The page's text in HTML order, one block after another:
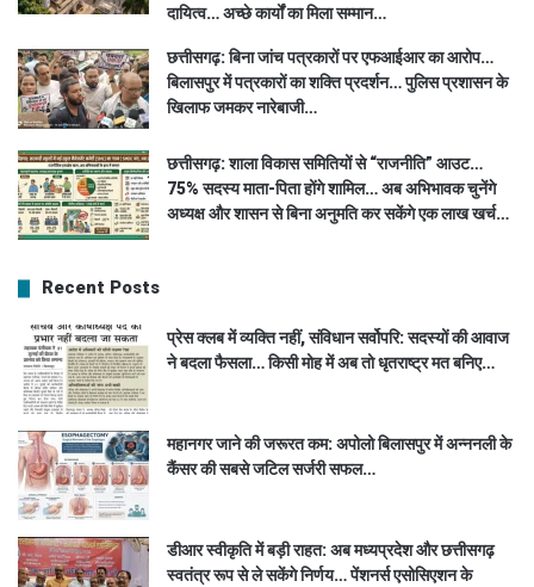
दायित्व… अच्छे कार्यों का मिला सम्मान…
छत्तीसगढ़: बिना जांच पत्रकारों पर एफआईआर का आरोप…
बिलासपुर में पत्रकारों का शक्ति प्रदर्शन… पुलिस प्रशासन के
खिलाफ जमकर नारेबाजी…
छत्तीसगढ़: शाला विकास समितियों से “राजनीति” आउट…
75% सदस्य माता-पिता होंगे शामिल… अब अभिभावक चुनेंगे
अध्यक्ष और शासन से बिना अनुमति कर सकेंगे एक लाख खर्च…
Recent Posts
प्रेस क्लब में व्यक्ति नहीं, संविधान सर्वोपरि: सदस्यों की आवाज
ने बदला फैसला… किसी मोह में अब तो धृतराष्ट्र मत बनिए…
महानगर जाने की जरूरत कम: अपोलो बिलासपुर में अन्ननली के
कैंसर की सबसे जटिल सर्जरी सफल…
डीआर स्वीकृति में बड़ी राहत: अब मध्यप्रदेश और छत्तीसगढ़
स्वतंत्र रूप से ले सकेंगे निर्णय… पेंशनर्स एसोसिएशन के